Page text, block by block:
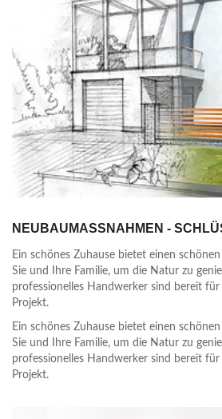
NEUBAUMASSNAHMEN -
Ein schönes Zuhause bietet einen
Sie und Ihre Familie, um die Natur zu
professionelles Handwerker sind bereit
Projekt.
Ein schönes Zuhause bietet einen
Sie und Ihre Familie, um die Natur zu
professionelles Handwerker sind bereit
Projekt.